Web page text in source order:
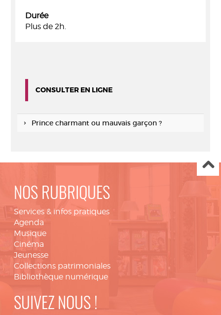
Durée
Plus de 2h.
CONSULTER EN LIGNE
Prince charmant ou mauvais garçon ?
NOS RUBRIQUES
Services & infos pratiques
Agenda
Musique
Cinéma
Jeunesse
Collections patrimoniales
Bibliothèque numérique
SUIVEZ NOUS !